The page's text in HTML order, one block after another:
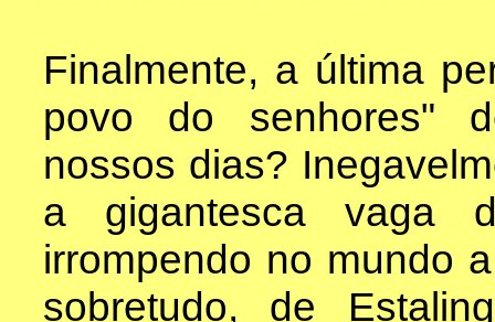
Finalmente, a última
povo do senhores"
nossos dias?
a gigantesca vaga
irrompendo no mundo
sobretudo, de